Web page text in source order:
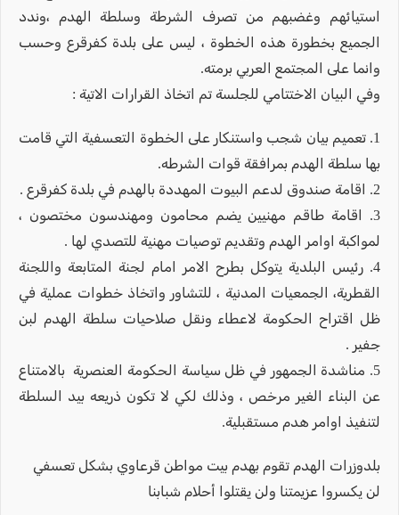
استيائهم وغضبهم من تصرف الشرطة وسلطة الهدم ،وندد
الجميع بخطورة هذه الخطوة ، ليس على بلدة كفرقرع وحسب
وانما على المجتمع العربي برمته.
وفي البيان الاختتامي للجلسة تم اتخاذ القرارات الاتية :
1. تعميم بيان شجب واستنكار على الخطوة التعسفية التي قامت
بها سلطة الهدم بمرافقة قوات الشرطه.
2. اقامة صندوق لدعم البيوت المهددة بالهدم في بلدة كفرقرع .
3. اقامة طاقم مهنيين يضم محامون ومهندسون مختصون ،
لمواكبة اوامر الهدم وتقديم توصيات مهنية للتصدي لها .
4. رئيس البلدية يتوكل بطرح الامر امام لجنة المتابعة واللجنة
القطرية، الجمعيات المدنية ، للتشاور واتخاذ خطوات عملية في
ظل اقتراح الحكومة لاعطاء ونقل صلاحيات سلطة الهدم لبن
جفير .
5. مناشدة الجمهور في ظل سياسة الحكومة العنصرية بالامتناع
عن البناء الغير مرخص ، وذلك لكي لا تكون ذريعه بيد السلطة
لتنفيذ اوامر هدم مستقبلية.
بلدوزرات الهدم تقوم بهدم بيت مواطن قرعاوي بشكل تعسفي
لن يكسروا عزيمتنا ولن يقتلوا أحلام شبابنا